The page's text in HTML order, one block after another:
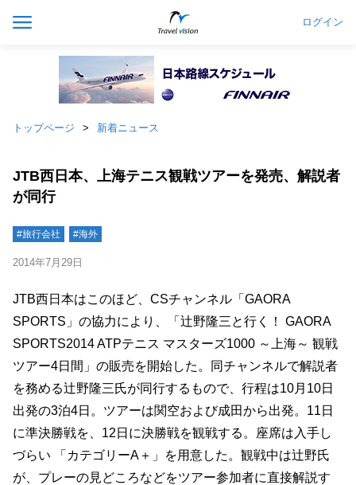
ログイン
トップページ 新着ニュース
JTB西日本、上海テニス観戦ツアーを発売、解説者
が同行
#旅行会社 #海外
2014年7月29日
JTB西日本はこのほど、CSチャンネル「GAORA
SPORTS」の協力により、「辻野隆三と行く！ GAORA
SPORTS2014 ATPテニス マスターズ1000 ～上海～ 観戦
ツアー4日間」の販売を開始した。同チャンネルで解説者
を務める辻野隆三氏が同行するもので、行程は10月10日
出発の3泊4日。ツアーは関空および成田から出発。11日
に準決勝戦を、12日に決勝戦を観戦する。座席は入手し
づらい 「カテゴリーA＋」を用意した。観戦中は辻野氏
が、プレーの見どころなどをツアー参加者に直接解説す